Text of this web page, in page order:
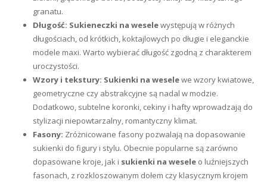
granatu.
Długość: Sukieneczki na weselewystępują w różnych
długościach, od krótkich, koktajlowych po długie i eleganckie
modele maxi. Warto wybierać długość zgodną z charakterem
uroczystości.
Wzory i tekstury: Sukienki na weselewe wzory kwiatowe,
geometryczne czy abstrakcyjne są nadal w modzie.
Dodatkowo, subtelne koronki, cekiny i hafty wprowadzają do
stylizacji niepowtarzalny, romantyczny klimat.
Fasony: Zróżnicowane fasony pozwalają na dopasowanie
sukienki do figury i stylu. Obecnie popularne są zarówno
dopasowane kroje, jak i sukienki na wesele o luźniejszych
fasonach, z rozkloszowanym dołem czy klasycznym krojem